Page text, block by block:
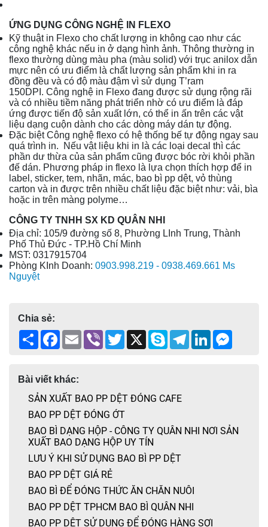
ỨNG DỤNG CÔNG NGHỆ IN FLEXO
Kỹ thuật in Flexo cho chất lượng in không cao như các
công nghệ khác nếu in ở dạng hình ảnh. Thông thường in
flexo thường dùng màu pha (màu solid) với trục anilox dẫn
mực nên có ưu điểm là chất lượng sản phẩm khi in ra
đồng đều và có độ màu đậm vì sử dụng T’ram
150DPI. Công nghệ in Flexo đang được sử dụng rộng rãi
và có nhiều tiềm năng phát triển nhờ có ưu điểm là đáp
ứng được tiến độ sản xuất lớn, có thể in ấn trên các vật
liệu dạng cuộn dành cho các dòng máy dán tự động.
Đặc biệt Công nghệ flexo có hệ thống bế tự động ngay sau
quá trình in. Nếu vật liệu khi in là các loại decal thì các
phần dư thừa của sản phẩm cũng được bóc rời khỏi phần
đế dán. Phương pháp in flexo là lựa chọn thích hợp để in
label, sticker, tem, nhãn, mác, bao bì pp dệt, vỏ thùng
carton và in được trên nhiều chất liệu đặc biệt như: vải, bìa
hoặc in trên màng polyme…
CÔNG TY TNHH SX KD QUÂN NHI
Địa chỉ: 105/9 đường số 8, Phường LInh Trung, Thành
Phố Thủ Đức - TP.Hồ Chí Minh
MST: 0317915704
Phòng KInh Doanh: 0903.998.219 - 0938.469.661 Ms
Nguyệt
Chia sẻ:
ShareFacebook
EmailViber Twitter
X SkypeTelegramLinkedIn
Bài viết khác:
SẢN XUẤT BAO PP DỆT ĐÓNG CAFE
BAO PP DỆT ĐÓNG ỚT
BAO BÌ DẠNG HỘP - CÔNG TY QUÂN NHI NƠI SẢN
XUẤT BAO DẠNG HỘP UY TÍN
LƯU Ý KHI SỬ DỤNG BAO BÌ PP DỆT
BAO PP DỆT GIÁ RẺ
BAO BÌ ĐỂ ĐÓNG THỨC ĂN CHĂN NUÔI
BAO PP DỆT TPHCM BAO BÌ QUÂN NHI
BAO PP DỆT SỬ DỤNG ĐỂ ĐÓNG HÀNG SỢI